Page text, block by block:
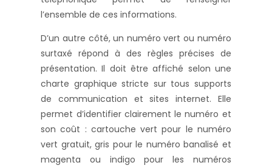
l’ensemble de ces informations.
D’un autre côté, un numéro vert ou numéro
surtaxé répond à des règles précises de
présentation. Il doit être affiché selon une
charte graphique stricte sur tous supports
de communication et sites internet. Elle
permet d’identifier clairement le numéro et
son coût : cartouche vert pour le numéro
vert gratuit, gris pour le numéro banalisé et
magenta ou indigo pour les numéros